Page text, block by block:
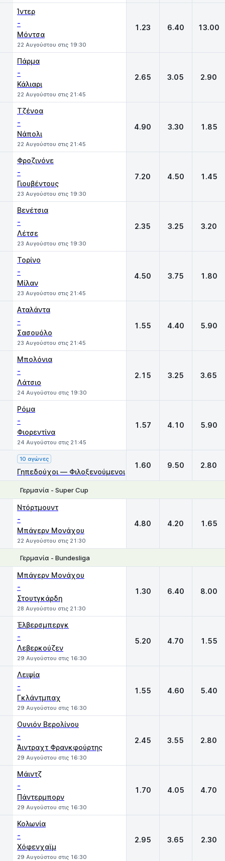
Ίντερ
-
Μόντσα
22 Αυγούστου στις 19:30
1.23 6.40 13.00
Πάρμα
-
Κάλιαρι
22 Αυγούστου στις 21:45
2.65 3.05 2.90
Τζένοα
-
Νάπολι
22 Αυγούστου στις 21:45
4.90 3.30 1.85
Φροζινόνε
-
Γιουβέντους
23 Αυγούστου στις 19:30
7.20 4.50 1.45
Βενέτσια
-
Λέτσε
23 Αυγούστου στις 19:30
2.35 3.25 3.20
Τορίνο
-
Μίλαν
23 Αυγούστου στις 21:45
4.50 3.75 1.80
Αταλάντα
-
Σασουόλο
23 Αυγούστου στις 21:45
1.55 4.40 5.90
Μπολόνια
-
Λάτσιο
24 Αυγούστου στις 19:30
2.15 3.25 3.65
Ρόμα
-
Φιορεντίνα
24 Αυγούστου στις 21:45
1.57 4.10 5.90
10 αγώνες
Γηπεδούχοι — Φιλοξενούμενοι
1.60 9.50 2.80
Γερμανία - Super Cup
Ντόρτμουντ
-
Μπάγερν Μονάχου
22 Αυγούστου στις 21:30
4.80 4.20 1.65
Γερμανία - Bundesliga
Μπάγερν Μονάχου
-
Στουτγκάρδη
28 Αυγούστου στις 21:30
1.30 6.40 8.00
Έλβερσμπεργκ
-
Λεβερκούζεν
29 Αυγούστου στις 16:30
5.20 4.70 1.55
Λειψία
-
Γκλάντμπαχ
29 Αυγούστου στις 16:30
1.55 4.60 5.40
Ουνιόν Βερολίνου
-
Άιντραχτ Φρανκφούρτης
29 Αυγούστου στις 16:30
2.45 3.55 2.80
Μάιντζ
-
Πάντερμπορν
29 Αυγούστου στις 16:30
1.70 4.05 4.70
Κολωνία
-
Χόφενχαϊμ
29 Αυγούστου στις 16:30
2.95 3.65 2.30